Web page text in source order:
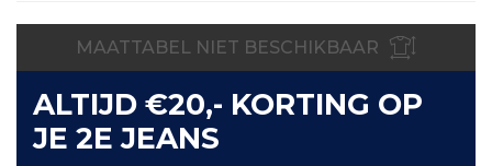
MAATTABEL NIET BESCHIKBAAR
ALTIJD €20,- KORTING OP
JE 2E JEANS